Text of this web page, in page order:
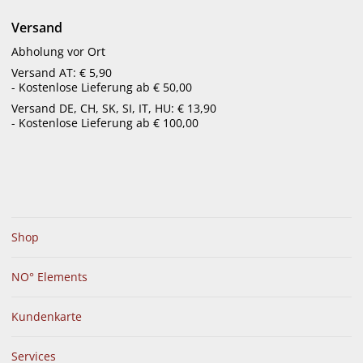
AKTUELLES
Schluss mit Scham-Zehen
Was haben Händedruck und Zehennägel gemeinsam?
Versand
Abholung vor Ort
Versand AT: € 5,90
- Kostenlose Lieferung ab € 50,00
Versand DE, CH, SK, SI, IT, HU: € 13,90
- Kostenlose Lieferung ab € 100,00
Shop
NO° Elements
Kundenkarte
Services